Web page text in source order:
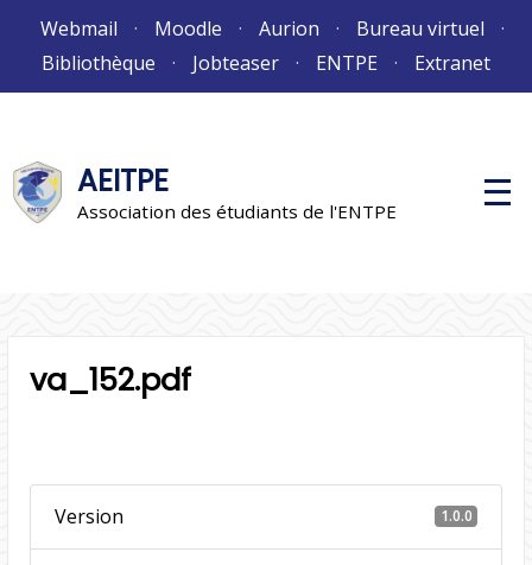
Webmail Moodle Aurion
Bureau virtuel
Bibliothèque
Jobteaser ENTPE Extranet
AEITPE
Association des étudiants de l'ENTPE
M
e
va_152.pdf
Version 1.0.0